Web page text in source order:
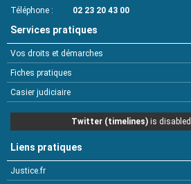
Téléphone
02 23 20 43 00
Services pratiques
Vos droits et démarches
Fiches pratiques
Casier judiciaire
Twitter (timelines) is disabled.
Liens pratiques
Justice.fr